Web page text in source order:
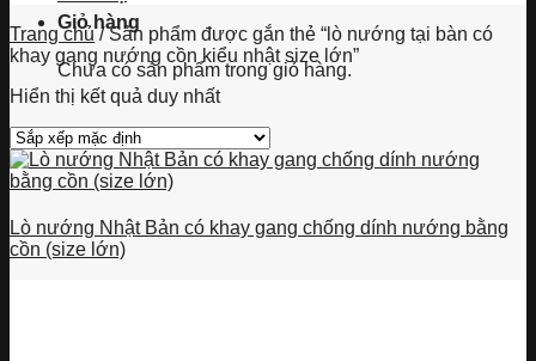
Giỏ hàng
Chưa có sản phẩm trong giỏ hàng.
Trang chủ /Sản phẩm được gắn thẻ “lò nướng tại bàn có
khay gang nướng cồn kiểu nhật size lớn”
Hiển thị kết quả duy nhất
Lò nướng Nhật Bản có khay gang chống dính nướng bằng
cồn (size lớn)